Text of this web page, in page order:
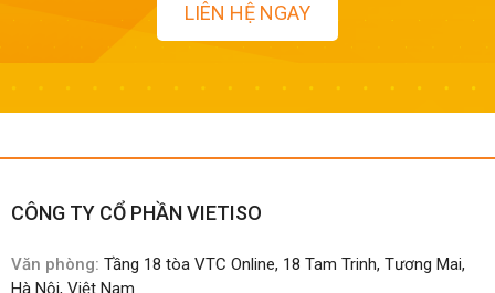
LIÊN HỆ NGAY
CÔNG TY CỔ PHẦN VIETISO
Văn phòng: Tầng 18 tòa VTC Online, 18 Tam Trinh, Tương Mai,
Hà Nội, Việt Nam